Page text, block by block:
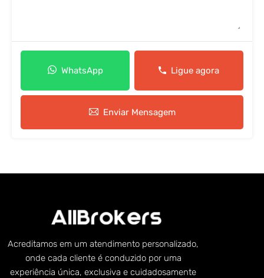
WhatsApp Ligue agora
Enviar Mensagem
Acreditamos em um atendimento personalizado,
onde cada cliente é conduzido por uma
experiência única, exclusiva e cuidadosamente